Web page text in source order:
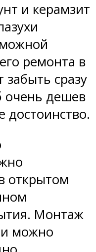
и керамзит
ремонта в
забыть сразу
очень дешев
достоинство.
открытом
Монтаж
можно